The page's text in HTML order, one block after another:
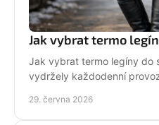
Jak vybrat termo
Jak vybrat termo legíny do
vydržely každodenní
29. června 2026